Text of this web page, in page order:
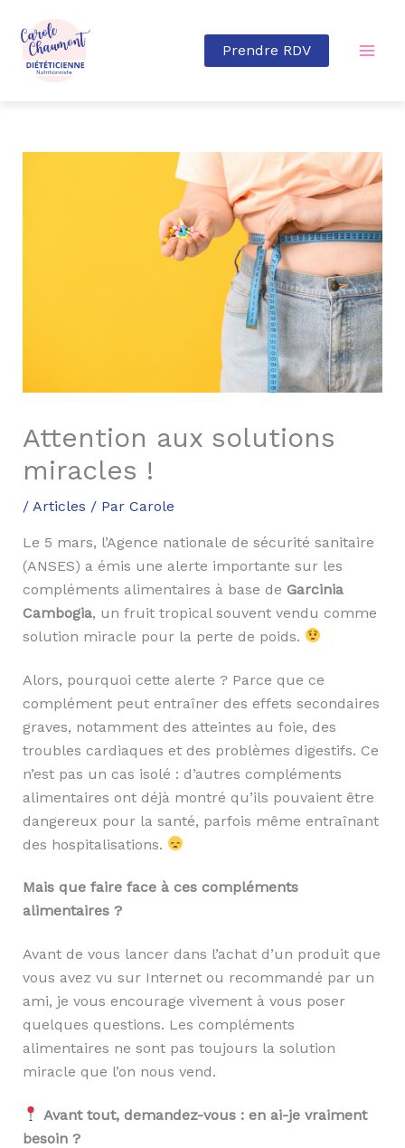
contenu
Prendre RDV
Attention aux solutions
miracles !
/ Articles / Par Carole
Le 5 mars, l’Agence nationale de sécurité sanitaire
(ANSES) a émis une alerte importante sur les
compléments alimentaires à base de Garcinia
Cambogia, un fruit tropical souvent vendu comme
solution miracle pour la perte de poids.
Alors, pourquoi cette alerte ? Parce que ce
complément peut entraîner des effets secondaires
graves, notamment des atteintes au foie, des
troubles cardiaques et des problèmes digestifs. Ce
n’est pas un cas isolé : d’autres compléments
alimentaires ont déjà montré qu’ils pouvaient être
dangereux pour la santé, parfois même entraînant
des hospitalisations.
Mais que faire face à ces compléments
alimentaires ?
Avant de vous lancer dans l’achat d’un produit que
vous avez vu sur Internet ou recommandé par un
ami, je vous encourage vivement à vous poser
quelques questions. Les compléments
alimentaires ne sont pas toujours la solution
miracle que l’on nous vend.
Avant tout, demandez-vous : en ai-je vraiment
besoin ?